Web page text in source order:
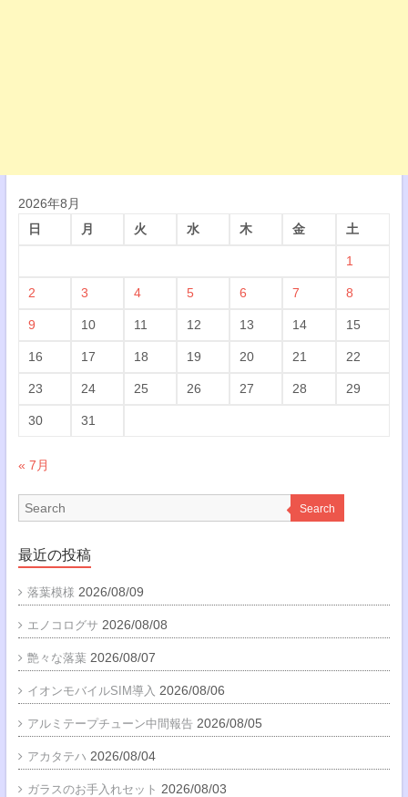
2026年8月
日
月 火 水 木 金 土
1
2 3 4 5 6 7 8
9 10 11 12 13 14 15
16 17 18 19 20 21 22
23 24 25 26 27 28 29
30 31
« 7月
Search
最近の投稿
落葉模様 2026/08/09
エノコログサ 2026/08/08
艶々な落葉 2026/08/07
イオンモバイルSIM導入 2026/08/06
アルミテープチューン中間報告 2026/08/05
アカタテハ 2026/08/04
ガラスのお手入れセット 2026/08/03